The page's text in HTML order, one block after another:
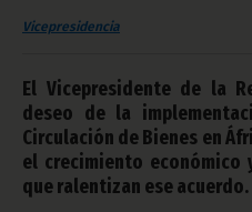
Vicepresidencia
El Vicepresidente de la
deseo de la
Circulación de Bienes en
el crecimiento económico
que ralentizan ese acuerdo.